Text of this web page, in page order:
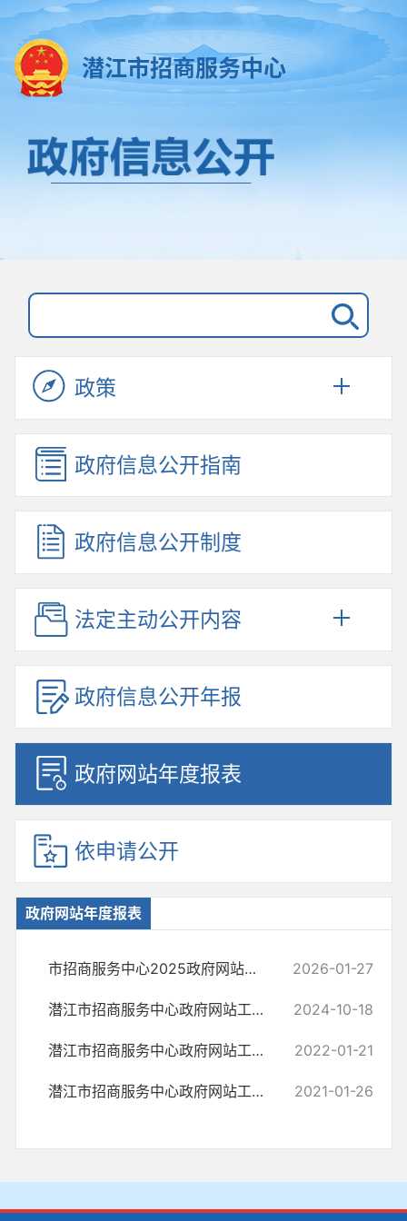
潜江市招商服务中心
政策
政府信息公开指南
政府信息公开制度
法定主动公开内容
政府信息公开年报
政府网站年度报表
依申请公开
政府网站年度报表
市招商服务中心2025政府网站工作年度报表 2026-01-27
潜江市招商服务中心政府网站工作年度报表（2023年度） 2024-10-18
潜江市招商服务中心政府网站工作年度报表（2021年度） 2022-01-21
潜江市招商服务中心政府网站工作年度报表（2020年度） 2021-01-26